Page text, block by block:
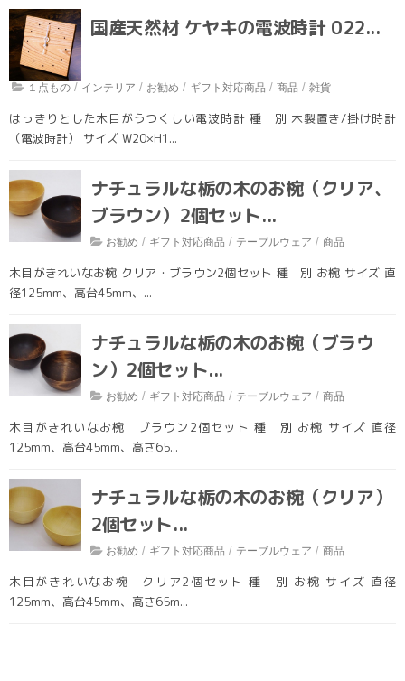
一枚板テーブル
輪切りテーブル・円卓
テーブル脚
椅子
インテリア・生活雑貨
木鉢・臼・杵
お食事
ネット販売
お勧め
送料無料
ギフト対応商品
インテリア
テーブルウェア
家具
国産天然材 ケヤキの電波時計 022...
１点もの / インテリア / お勧め / ギフト対応商品 / 商品 / 雑貨
はっきりとした木目がうつくしい電波時計 種 別 木製置き/掛け時計
（電波時計） サイズ W20×H1...
ナチュラルな栃の木のお椀（クリア、
ブラウン）2個セット...
お勧め / ギフト対応商品 / テーブルウェア / 商品
木目がきれいなお椀 クリア・ブラウン2個セット 種 別 お椀 サイズ 直
径125mm、高台45mm、...
ナチュラルな栃の木のお椀（ブラウ
ン）2個セット...
お勧め / ギフト対応商品 / テーブルウェア / 商品
木目がきれいなお椀 ブラウン2個セット 種 別 お椀 サイズ 直径
125mm、高台45mm、高さ65...
ナチュラルな栃の木のお椀（クリア）
2個セット...
お勧め / ギフト対応商品 / テーブルウェア / 商品
木目がきれいなお椀 クリア2個セット 種 別 お椀 サイズ 直径
125mm、高台45mm、高さ65m...